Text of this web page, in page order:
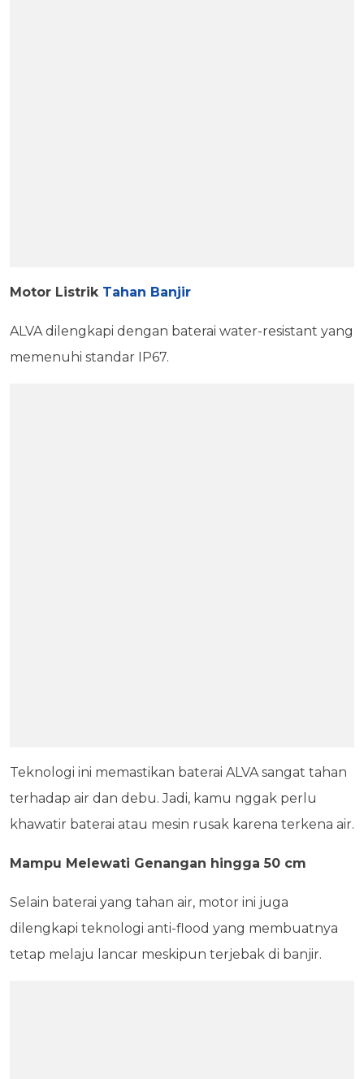
Motor Listrik Tahan Banjir
ALVA dilengkapi dengan baterai water-resistant yang
memenuhi standar IP67.
Teknologi ini memastikan baterai ALVA sangat tahan
terhadap air dan debu. Jadi, kamu nggak perlu
khawatir baterai atau mesin rusak karena terkena air.
Mampu Melewati Genangan hingga 50 cm
Selain baterai yang tahan air, motor ini juga
dilengkapi teknologi anti-flood yang membuatnya
tetap melaju lancar meskipun terjebak di banjir.